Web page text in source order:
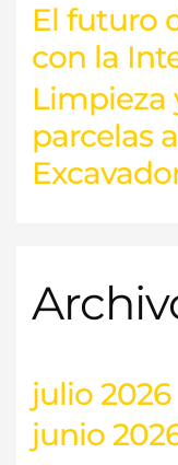
El futuro
con la
Limpieza
parcelas
julio 2026
junio